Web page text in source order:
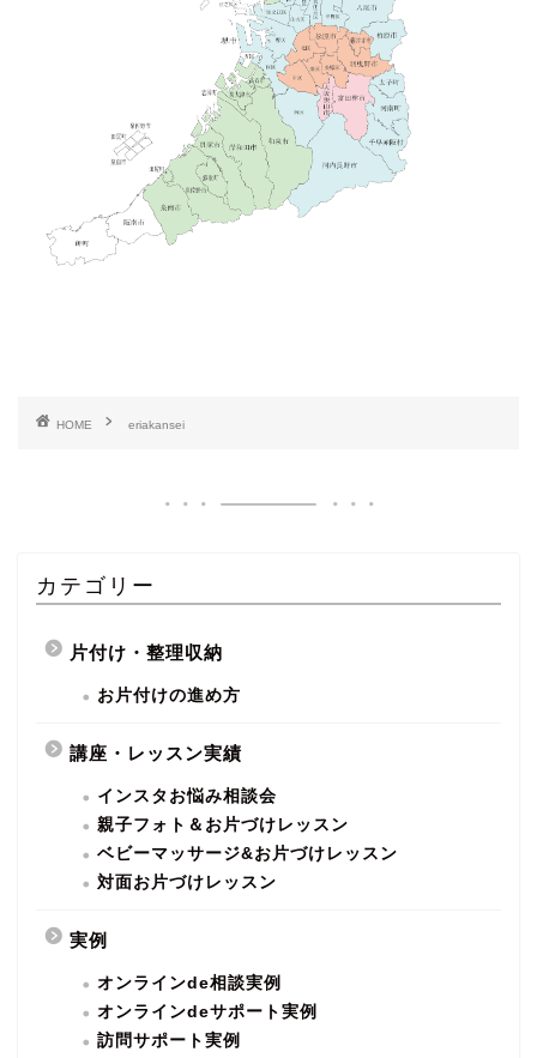
HOME eriakansei
カテゴリー
片付け・整理収納
お片付けの進め方
講座・レッスン実績
インスタお悩み相談会
親子フォト＆お片づけレッスン
ベビーマッサージ&お片づけレッスン
対面お片づけレッスン
実例
オンラインde相談実例
オンラインdeサポート実例
訪問サポート実例